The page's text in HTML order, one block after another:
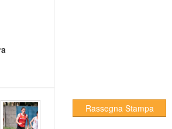
Rassegna Stampa